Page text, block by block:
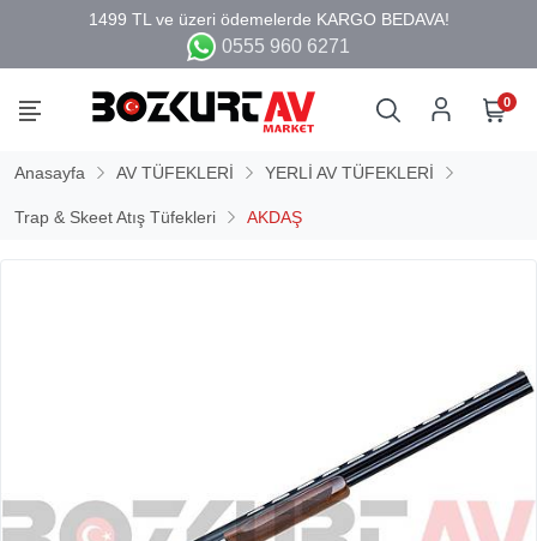
0555 960 6271
0
Anasayfa AV TÜFEKLERİ YERLİ AV TÜFEKLERİ
Trap & Skeet Atış Tüfekleri AKDAŞ